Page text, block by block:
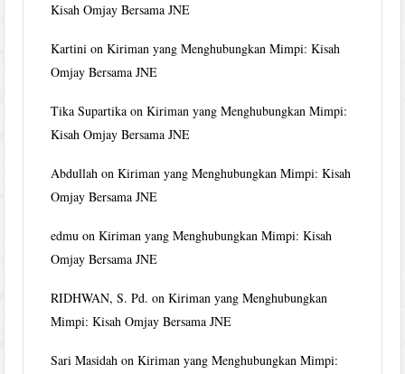
Kisah Omjay Bersama JNE
Kartini onKiriman yang Menghubungkan Mimpi: Kisah
Omjay Bersama JNE
Tika Supartika onKiriman yang Menghubungkan Mimpi:
Kisah Omjay Bersama JNE
Abdullah onKiriman yang Menghubungkan Mimpi: Kisah
Omjay Bersama JNE
edmu onKiriman yang Menghubungkan Mimpi: Kisah
Omjay Bersama JNE
RIDHWAN, S. Pd. onKiriman yang Menghubungkan
Mimpi: Kisah Omjay Bersama JNE
Sari Masidah onKiriman yang Menghubungkan Mimpi: